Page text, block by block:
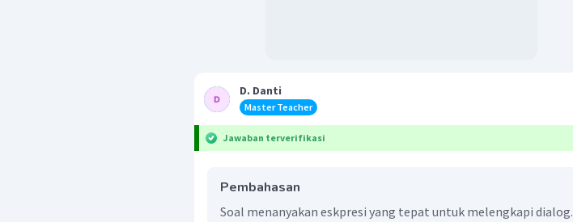
D. Danti
Master Teacher
Jawaban terverifikasi
Pembahasan
Soal menanyakan eskpresi yang tepat untuk melengkapi dialog.